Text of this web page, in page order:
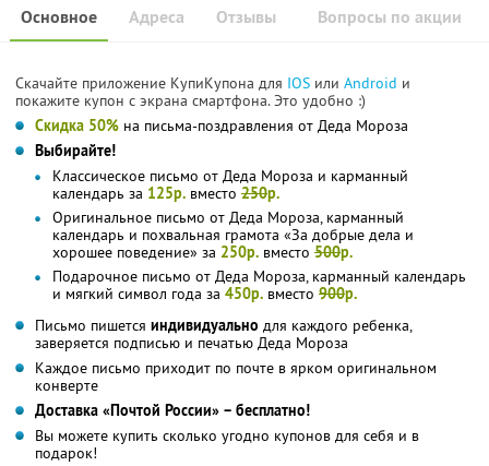
Основное Отзывы Вопросы по акции
Адреса
Скачайте приложение КупиКупона для IOS или Android и
покажите купон с экрана смартфона. Это удобно :)
Скидка 50% на письма-поздравления от Деда Мороза
Выбирайте!
Классическое письмо от Деда Мороза и карманный
календарь за 125р. вместо 250р.
Оригинальное письмо от Деда Мороза, карманный
календарь и похвальная грамота «За добрые дела и
хорошее поведение» за 250р. вместо 500р.
Подарочное письмо от Деда Мороза, карманный календарь
и мягкий символ года за 450р. вместо 900р.
Письмо пишется индивидуально для каждого ребенка,
заверяется подписью и печатью Деда Мороза
Каждое письмо приходит по почте в ярком оригинальном
конверте
Доставка «Почтой России» – бесплатно!
Вы можете купить сколько угодно купонов для себя и в
подарок!